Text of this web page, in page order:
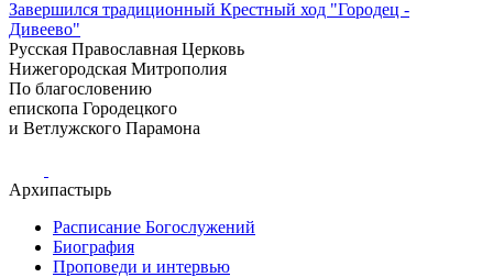
Завершился традиционный Крестный ход "Городец -
Дивеево"
Русская Православная Церковь
Нижегородская Митрополия
По благословению
епископа Городецкого
и Ветлужского Парамона
Архипастырь
Расписание Богослужений
Биография
Проповеди и интервью